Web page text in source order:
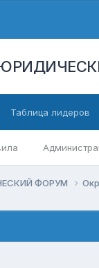
Таблица лидеров
ФОРУМ